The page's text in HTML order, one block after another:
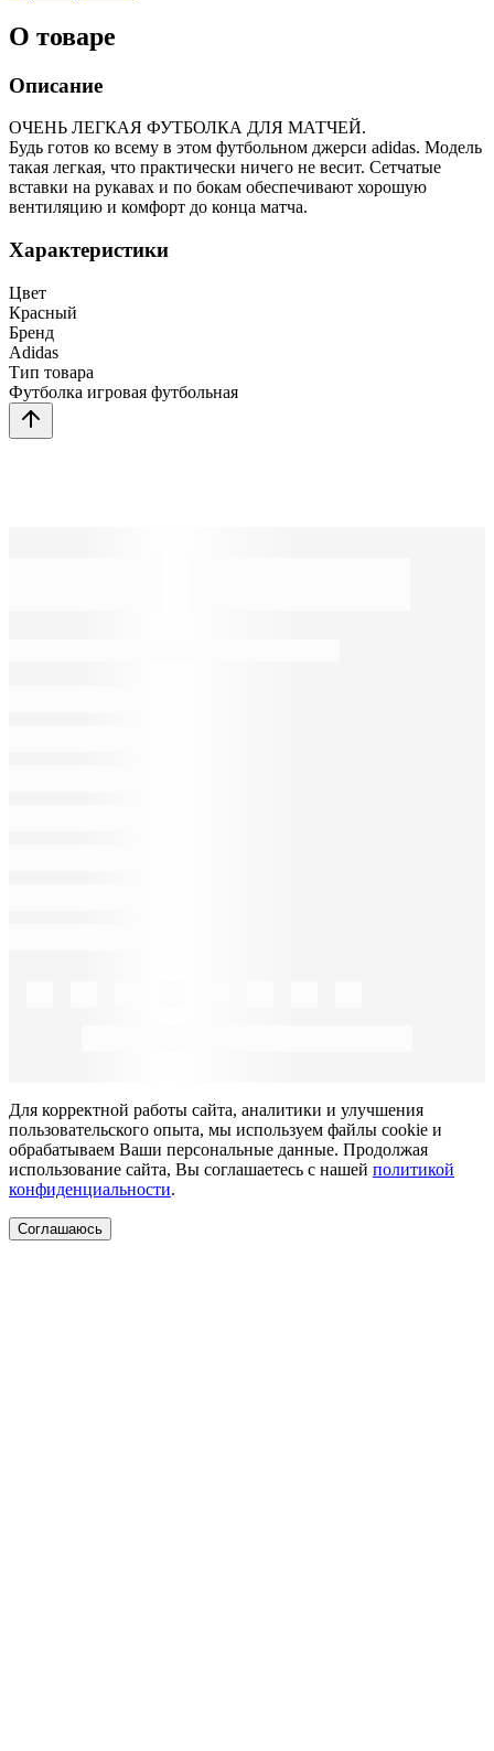
О товаре
Описание
ОЧЕНЬ ЛЕГКАЯ ФУТБОЛКА ДЛЯ МАТЧЕЙ.
Будь готов ко всему в этом футбольном джерси adidas. Модель
такая легкая, что практически ничего не весит. Сетчатые
вставки на рукавах и по бокам обеспечивают хорошую
вентиляцию и комфорт до конца матча.
Характеристики
Цвет
Красный
Бренд
Adidas
Тип товара
Футболка игровая футбольная
Для корректной работы сайта, аналитики и улучшения
пользовательского опыта, мы используем файлы cookie и
обрабатываем Ваши персональные данные. Продолжая
использование сайта, Вы соглашаетесь с нашей политикой
конфиденциальности.
Соглашаюсь